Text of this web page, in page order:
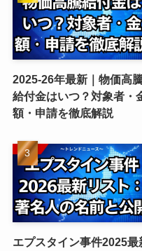
2025-26年最新｜物価高
給付金はいつ？対象者・
額・申請を徹底解説
エプスタイン事件2025最